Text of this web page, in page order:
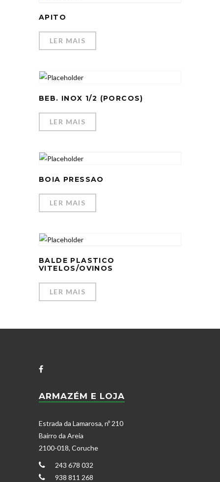
APITO
LER MAIS
BEB. INOX 1/2 (PORCOS)
LER MAIS
BOIA PRESSAO
LER MAIS
BALDE PLASTICO
VITELOS/OVINOS
LER MAIS
ARMAZÉM E LOJA
Estrada da Lamarosa, nº 210
Bairro da Areia
2100-018, Coruche
243 678 032
938 811 268